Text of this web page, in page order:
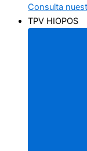
Consulta
TPV HIOPOS